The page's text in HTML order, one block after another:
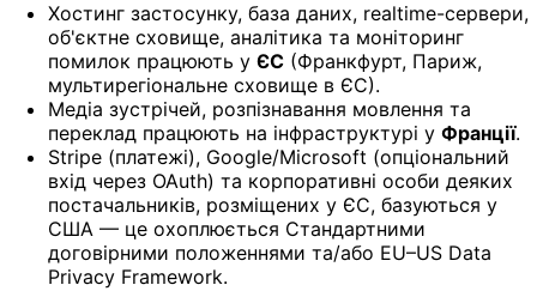
Хостинг застосунку, база даних, realtime-сервери,
об'єктне сховище, аналітика та моніторинг
помилок працюють у ЄС (Франкфурт, Париж,
мультирегіональне сховище в ЄС).
Медіа зустрічей, розпізнавання мовлення та
переклад працюють на інфраструктурі у Франції.
Stripe (платежі), Google/Microsoft (опціональний
вхід через OAuth) та корпоративні особи деяких
постачальників, розміщених у ЄС, базуються у
США — це охоплюється Стандартними
договірними положеннями та/або EU–US Data
Privacy Framework.